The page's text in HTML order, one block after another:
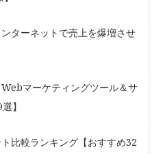
ターネットで売上を爆増させ
マーケティングツール＆サ
】
比較ランキング【おすすめ32